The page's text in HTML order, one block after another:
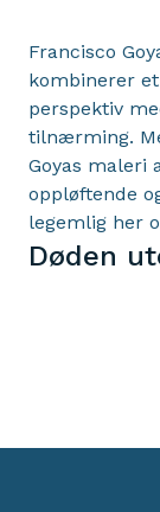
Francisco
kombinerer
perspektiv
tilnærming.
Goyas maleri
oppløftende
legemlig her
Døden